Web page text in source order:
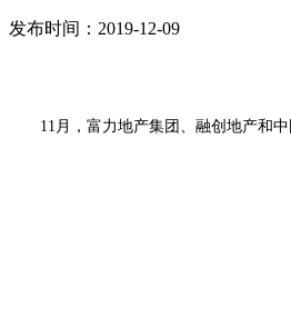
发布时间：2019-12-09
11月，富力地产集团、融创地产